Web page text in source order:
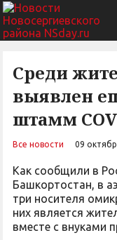
Среди
выявлен
штамм
Все новости 09
Как сообщили в
Башкортостан, в
три носителя
них является
вместе с внуками